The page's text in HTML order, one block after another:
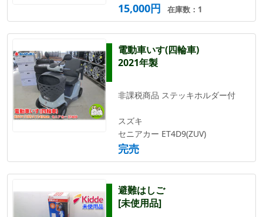
15,000円 在庫数：1
電動車いす(四輪車)
2021年製
非課税商品 ステッキホルダー付
スズキ
セニアカー ET4D9(ZUV)
完売
避難はしご
[未使用品]